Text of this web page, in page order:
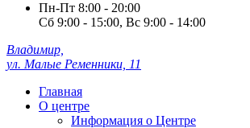
Пн-Пт 8:00 - 20:00
Сб 9:00 - 15:00, Вс 9:00 - 14:00
Владимир,
ул. Малые Ременники, 11
Главная
О центре
Информация о Центре